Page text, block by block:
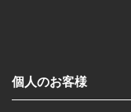
個人のお客様